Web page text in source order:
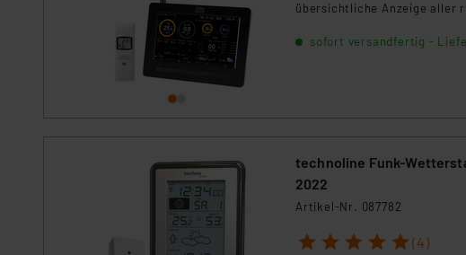
übersichtliche Anzeige aller
Raumklima-
sofort versandfertig -
technoline Funk-
2022
Artikel-Nr. 087782
1 2 3 4 5 (4)